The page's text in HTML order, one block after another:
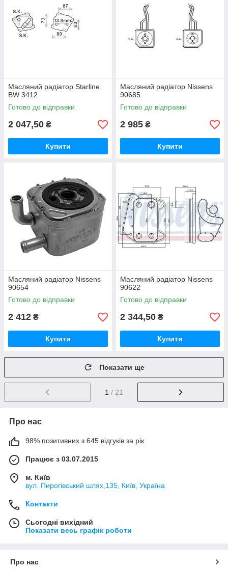
Масляний радіатор Starline
BW 3412
Готово до відправки
2 047,50 ₴
Купити
Масляний радіатор Nissens
90685
Готово до відправки
2 985 ₴
Купити
Масляний радіатор Nissens
90654
Готово до відправки
2 412 ₴
Купити
Масляний радіатор Nissens
90622
Готово до відправки
2 344,50 ₴
Купити
Показати ще
1 / 21
Про нас
98% позитивних з 645 відгуків за рік
Працює з 03.07.2015
м. Київ
вул. Пирогівський шлях,135, Київ, Україна
Контакти
Сьогодні вихідний
Показати весь графік роботи
Про нас